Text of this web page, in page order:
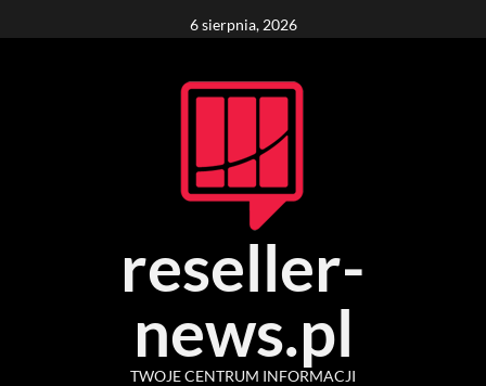
to
6 sierpnia, 2026
reseller-
news.pl
TWOJE CENTRUM INFORMACJI